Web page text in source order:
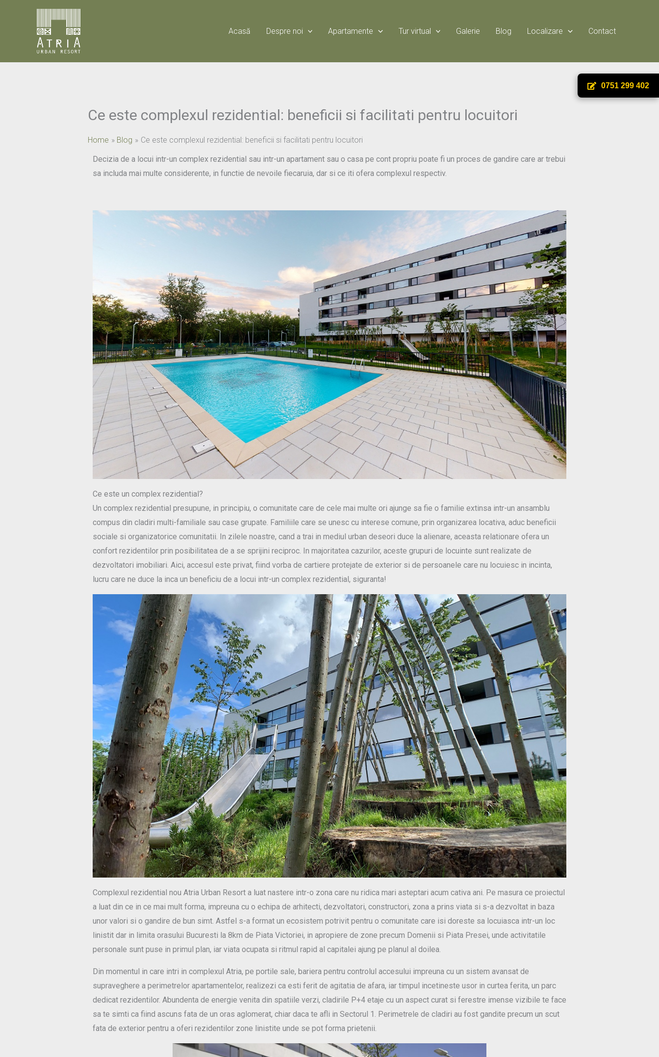
0751 299 402
Acasă Despre noi Apartamente Tur virtual Galerie Blog Localizare Contact
Ce este complexul rezidential: beneficii si facilitati pentru locuitori
Home Blog Ce este complexul rezidential: beneficii si facilitati pentru locuitori
Decizia de a locui intr-un complex rezidential sau intr-un apartament sau o casa pe cont propriu poate fi un proces de gandire care ar trebui
sa includa mai multe considerente, in functie de nevoile fiecaruia, dar si ce iti ofera complexul respectiv.
Ce este un complex rezidential?
Un complex rezidential presupune, in principiu, o comunitate care de cele mai multe ori ajunge sa fie o familie extinsa intr-un ansamblu
compus din cladiri multi-familiale sau case grupate. Familiile care se unesc cu interese comune, prin organizarea locativa, aduc beneficii
sociale si organizatorice comunitatii. In zilele noastre, cand a trai in mediul urban deseori duce la alienare, aceasta relationare ofera un
confort rezidentilor prin posibilitatea de a se sprijini reciproc. In majoritatea cazurilor, aceste grupuri de locuinte sunt realizate de
dezvoltatori imobiliari. Aici, accesul este privat, fiind vorba de cartiere protejate de exterior si de persoanele care nu locuiesc in incinta,
lucru care ne duce la inca un beneficiu de a locui intr-un complex rezidential, siguranta!
Complexul rezidential nou Atria Urban Resort a luat nastere intr-o zona care nu ridica mari asteptari acum cativa ani. Pe masura ce proiectul
a luat din ce in ce mai mult forma, impreuna cu o echipa de arhitecti, dezvoltatori, constructori, zona a prins viata si s-a dezvoltat in baza
unor valori si o gandire de bun simt. Astfel s-a format un ecosistem potrivit pentru o comunitate care isi doreste sa locuiasca intr-un loc
linistit dar in limita orasului Bucuresti la 8km de Piata Victoriei, in apropiere de zone precum Domenii si Piata Presei, unde activitatile
personale sunt puse in primul plan, iar viata ocupata si ritmul rapid al capitalei ajung pe planul al doilea.
Din momentul in care intri in complexul Atria, pe portile sale, bariera pentru controlul accesului impreuna cu un sistem avansat de
supraveghere a perimetrelor apartamentelor, realizezi ca esti ferit de agitatia de afara, iar timpul incetineste usor in curtea ferita, un parc
dedicat rezidentilor. Abundenta de energie venita din spatiile verzi, cladirile P+4 etaje cu un aspect curat si ferestre imense vizibile te face
sa te simti ca fiind ascuns fata de un oras aglomerat, chiar daca te afli in Sectorul 1. Perimetrele de cladiri au fost gandite precum un scut
fata de exterior pentru a oferi rezidentilor zone linistite unde se pot forma prietenii.